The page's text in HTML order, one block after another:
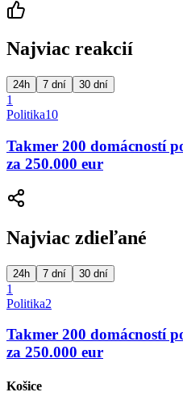
Najviac reakcií
24h 7 dní 30 dní
1
Politika10
Takmer 200 domácností
za 250.000 eur
Najviac zdieľané
24h 7 dní 30 dní
1
Politika2
Takmer 200 domácností
za 250.000 eur
Košice